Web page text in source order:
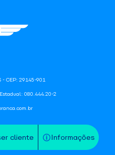
cliente Informações
- CEP: 29145-901
080.444.20-2